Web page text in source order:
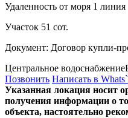
Удаленность от моря 1 линия
Участок 51 сот.
Документ: Договор купли-
Центральное водоснабжение
Позвонить Написать в
Указанная локация носит
получения информации о
объекта, настоятельно